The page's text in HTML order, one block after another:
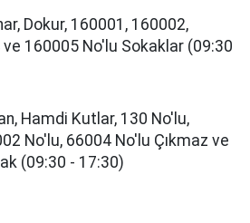
Dokur, 160001, 160002,
160005 No'lu Sokaklar (09:30
Hamdi Kutlar, 130 No'lu,
No'lu, 66004 No'lu Çıkmaz ve
(09:30 - 17:30)